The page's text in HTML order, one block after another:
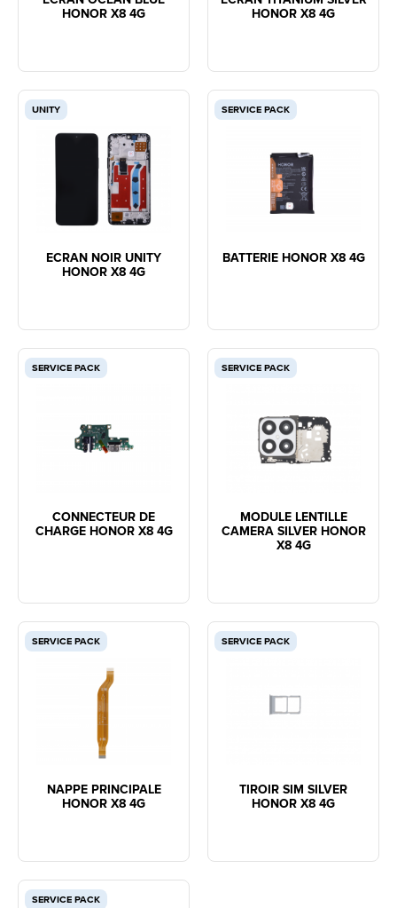
HONOR X8 4G
HONOR X8 4G
UNITY
ECRAN NOIR UNITY
HONOR X8 4G
SERVICE PACK
BATTERIE HONOR X8 4G
SERVICE PACK
CONNECTEUR DE
CHARGE HONOR X8 4G
SERVICE PACK
MODULE LENTILLE
CAMERA SILVER HONOR
X8 4G
SERVICE PACK
NAPPE PRINCIPALE
HONOR X8 4G
SERVICE PACK
TIROIR SIM SILVER
HONOR X8 4G
SERVICE PACK